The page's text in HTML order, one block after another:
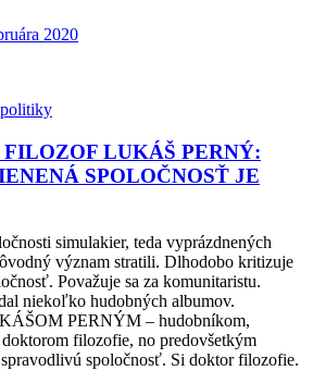
2020
LUKÁŠ PERNÝ:
SPOLOČNOSŤ JE
simulakier, teda vyprázdnených
význam stratili. Dlhodobo kritizuje
Považuje sa za komunitaristu.
niekoľko hudobných albumov.
PERNÝM – hudobníkom,
filozofie, no predovšetkým
spoločnosť. Si doktor filozofie.